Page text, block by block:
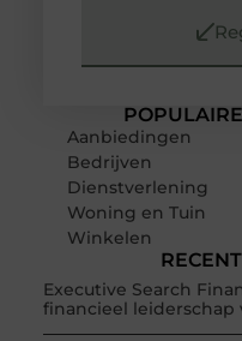
Aanbiedingen
Bedrijven
Dienstverlening
Woning en Tuin
Winkelen
Executive Search
financieel leiderschap